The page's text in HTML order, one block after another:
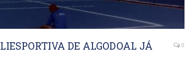
DE ALGODOAL JÁ
0